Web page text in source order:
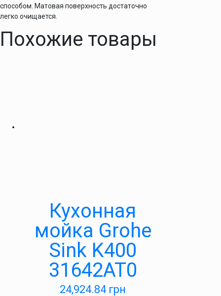
способом. Матовая поверхность достаточно
легко очищается.
Похожие товары
Кухонная
мойка Grohe
Sink K400
31642AT0
24,924.84 грн